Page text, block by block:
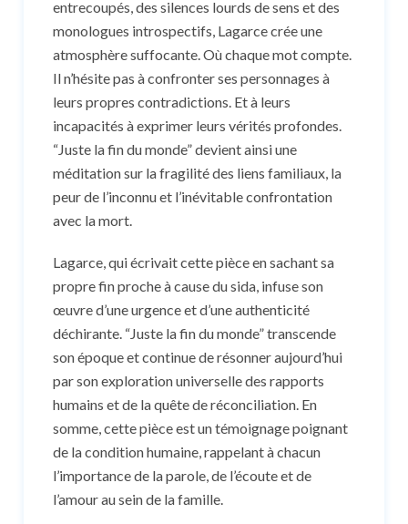
entrecoupés, des silences lourds de sens et des
monologues introspectifs, Lagarce crée une
atmosphère suffocante. Où chaque mot compte.
Il n’hésite pas à confronter ses personnages à
leurs propres contradictions. Et à leurs
incapacités à exprimer leurs vérités profondes.
“Juste la fin du monde” devient ainsi une
méditation sur la fragilité des liens familiaux, la
peur de l’inconnu et l’inévitable confrontation
avec la mort.
Lagarce, qui écrivait cette pièce en sachant sa
propre fin proche à cause du sida, infuse son
œuvre d’une urgence et d’une authenticité
déchirante. “Juste la fin du monde” transcende
son époque et continue de résonner aujourd’hui
par son exploration universelle des rapports
humains et de la quête de réconciliation. En
somme, cette pièce est un témoignage poignant
de la condition humaine, rappelant à chacun
l’importance de la parole, de l’écoute et de
l’amour au sein de la famille.